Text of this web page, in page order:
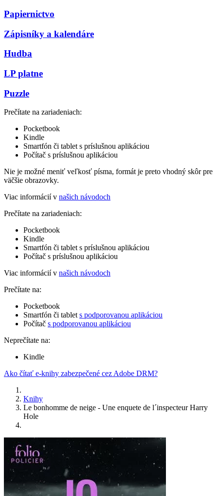
Papiernictvo
Zápisníky a kalendáre
Hudba
LP platne
Puzzle
Prečítate na zariadeniach:
Pocketbook
Kindle
Smartfón či tablet s príslušnou aplikáciou
Počítač s príslušnou aplikáciou
Nie je možné meniť veľkosť písma, formát je preto vhodný skôr pre
väčšie obrazovky.
Viac informácií v našich návodoch
Prečítate na zariadeniach:
Pocketbook
Kindle
Smartfón či tablet s príslušnou aplikáciou
Počítač s príslušnou aplikáciou
Viac informácií v našich návodoch
Prečítate na:
Pocketbook
Smartfón či tablet s podporovanou aplikáciou
Počítač s podporovanou aplikáciou
Neprečítate na:
Kindle
Ako čítať e-knihy zabezpečené cez Adobe DRM?
Knihy
Le bonhomme de neige - Une enquete de l´inspecteur Harry
Hole